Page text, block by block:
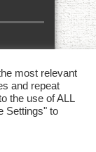
most relevant
and repeat
the use of ALL
Settings" to